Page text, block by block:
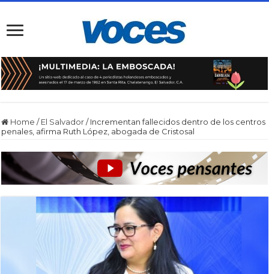
Home / El Salvador / Incrementan fallecidos dentro de los centros
penales, afirma Ruth López, abogada de Cristosal